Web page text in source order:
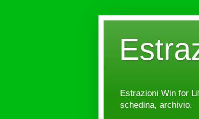
Estrazioni Win for
schedina, archivio.